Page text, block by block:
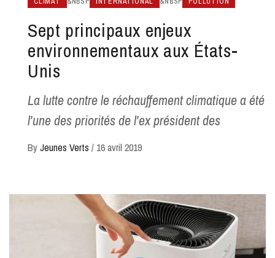
Sept principaux enjeux
environnementaux aux États-
Unis
La lutte contre le réchauffement climatique a été
l’une des priorités de l’ex président des
ByJeunes Verts / 16 avril 2019